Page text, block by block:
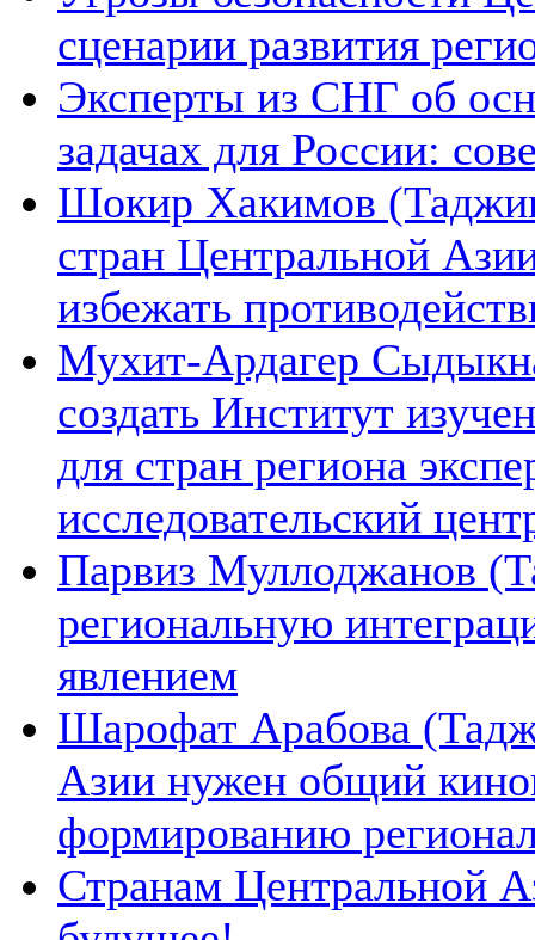
сценарии развития
Эксперты из СНГ об
задачах для России:
Шокир Хакимов
стран Центральной
избежать
Мухит-Ардагер
создать Институт
для стран региона
исследовательский
Парвиз Муллоджанов
региональную
явлением
Шарофат Арабова
Азии нужен общий
формированию
Странам Центральной